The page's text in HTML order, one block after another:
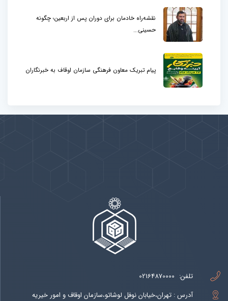
نقشه‌راه خادمان برای دوران پس از اربعین؛ چگونه
حسینی...
پیام تبریک معاون فرهنگی سازمان اوقاف به خبرنگاران
تلفن: 02164870000
آدرس : تهران،خیابان نوفل لوشاتو،سازمان اوقاف و امور خیریه